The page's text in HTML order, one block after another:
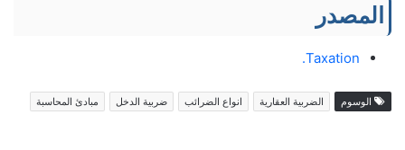
المصدر
Taxation.
الوسوم الضربية العقارية انواع الضرائب ضربية الدخل مبادئ المحاسبة